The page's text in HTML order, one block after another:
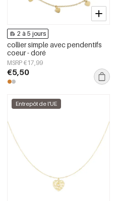
2 à 5 jours
collier simple avec pendentifs
coeur - doré
MSRP €17,99
€5,50
Entrepôt de l'UE